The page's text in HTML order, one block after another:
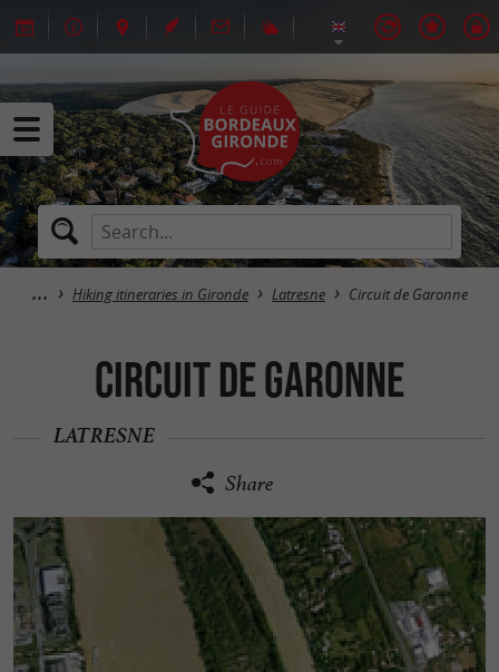
Hiking itineraries in Gironde Latresne Circuit de Garonne
Circuit de Garonne
LATRESNE
Share